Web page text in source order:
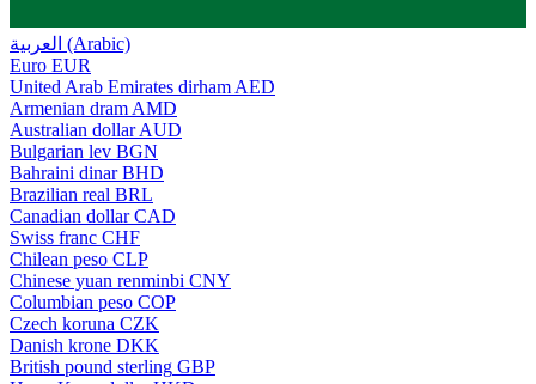
العربية (Arabic)
Euro EUR
United Arab Emirates dirham AED
Armenian dram AMD
Australian dollar AUD
Bulgarian lev BGN
Bahraini dinar BHD
Brazilian real BRL
Canadian dollar CAD
Swiss franc CHF
Chilean peso CLP
Chinese yuan renminbi CNY
Columbian peso COP
Czech koruna CZK
Danish krone DKK
British pound sterling GBP